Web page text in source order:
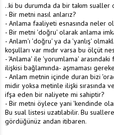
..ki bu durumda da bir takım sualler
- Bir metni nasıl anlarız?
- Anlama faaliyeti esnasında neler
- Bir metni 'doğru' olarak anlama
- Anlam'ı 'doğru' ya da 'yanlış'
koşulları var mıdır varsa bu ölçüt
- 'Anlama' ile 'yorumlama'
ilişkisi bağlamında- aşmaması
- Anlam metnin içinde duran bizi
midir yoksa metinle ilişki sırasında
ifşa eden bir naliyete mi sahiptir?
- Bir metni öylece yani 'kendinde
Bu sual listesi uzatılabilir. Bu
gördüğünüz andan itibaren.